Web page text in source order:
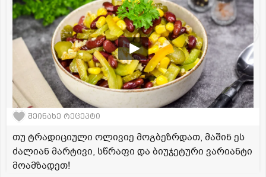
შეინახე რეცეპტი
თუ ტრადიციული ოლივიე მოგბეზრდათ, მაშინ ეს
ძალიან მარტივი, სწრაფი და ბიუჯეტური ვარიანტი
მოამზადეთ!